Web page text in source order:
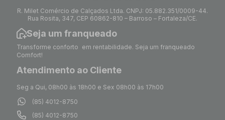
R. Milet Comércio de Calçados Ltda. CNPJ: 05.882.351/0009-44.
Rua Rosita, 347, CEP 60862-810 – Barroso – Fortaleza/CE.
Seja um franqueado
Transforme conforto em rentabilidade. Seja um franqueado
Comfort!
Atendimento ao Cliente
Seg a Qui, 08h00 às 18h00 e Sex 08h00 às 17h00
(85) 4012-8750
(85) 4012-8750